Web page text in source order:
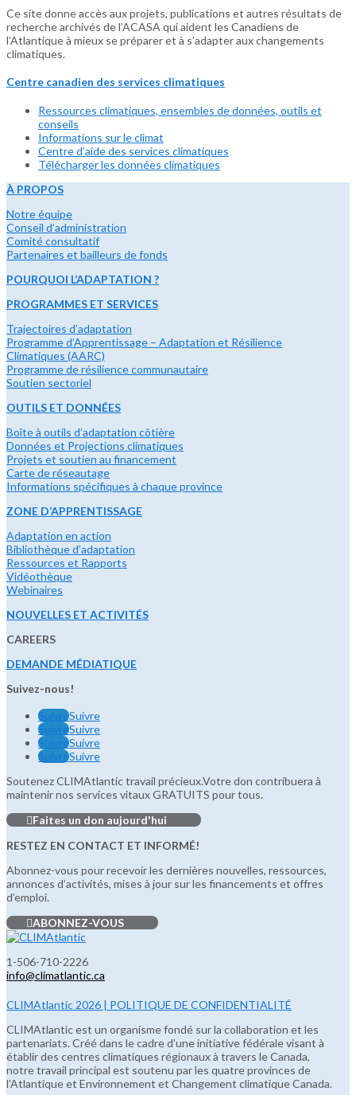
Ce site donne accès aux projets, publications et autres résultats de
recherche archivés de l’ACASA qui aident les Canadiens de
l’Atlantique à mieux se préparer et à s’adapter aux changements
climatiques.
Centre canadien des services climatiques
Ressources climatiques, ensembles de données, outils et
conseils
Informations sur le climat
Centre d’aide des services climatiques
Télécharger les données climatiques
À PROPOS
Notre équipe
Conseil d’administration
Comité consultatif
Partenaires et bailleurs de fonds
POURQUOI L’ADAPTATION ?
PROGRAMMES ET SERVICES
Trajectoires d’adaptation
Programme d’Apprentissage – Adaptation et Résilience
Climatiques (AARC)
Programme de résilience communautaire
Soutien sectoriel
OUTILS ET DONNÉES
Boîte à outils d’adaptation côtière
Données et Projections climatiques
Projets et soutien au financement
Carte de réseautage
Informations spécifiques à chaque province
ZONE D’APPRENTISSAGE
Adaptation en action
Bibliothèque d’adaptation
Ressources et Rapports
Vidéothèque
Webinaires
NOUVELLES ET ACTIVITÉS
CAREERS
DEMANDE MÉDIATIQUE
Suivez-nous!
SuivreSuivre
SuivreSuivre
SuivreSuivre
SuivreSuivre
Soutenez CLIMAtlantic travail précieux.Votre don contribuera à
maintenir nos services vitaux GRATUITS pour tous.
Faites un don aujourd'hui
RESTEZ EN CONTACT ET INFORMÉ!
Abonnez-vous pour recevoir les dernières nouvelles, ressources,
annonces d’activités, mises à jour sur les financements et offres
d’emploi.
ABONNEZ-VOUS
1-506-710-2226
info@climatlantic.ca
CLIMAtlantic 2026 | POLITIQUE DE CONFIDENTIALITÉ
CLIMAtlantic est un organisme fondé sur la collaboration et les
partenariats. Créé dans le cadre d’une initiative fédérale visant à
établir des centres climatiques régionaux à travers le Canada,
notre travail principal est soutenu par les quatre provinces de
l’Atlantique et Environnement et Changement climatique Canada.